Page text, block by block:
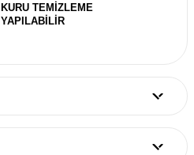
KURU TEMİZLEME
YAPILABİLİR